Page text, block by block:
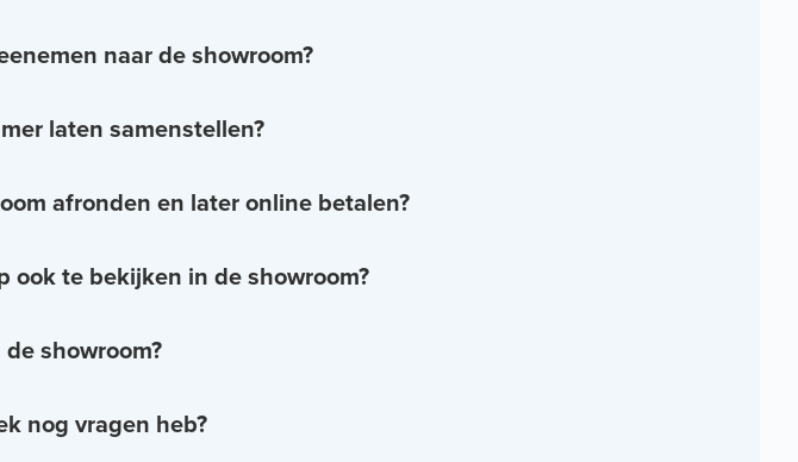
naar de showroom?
laten samenstellen?
afronden en later online betalen?
te bekijken in de showroom?
showroom?
nog vragen heb?